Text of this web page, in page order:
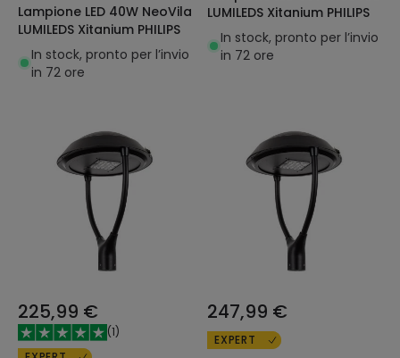
Lampione LED 40W NeoVila
LUMILEDS Xitanium PHILIPS
In stock, pronto per l’invio
in 72 ore
LUMILEDS Xitanium PHILIPS
In stock, pronto per l’invio
in 72 ore
225,99 €
(1)
247,99 €
EXPERT